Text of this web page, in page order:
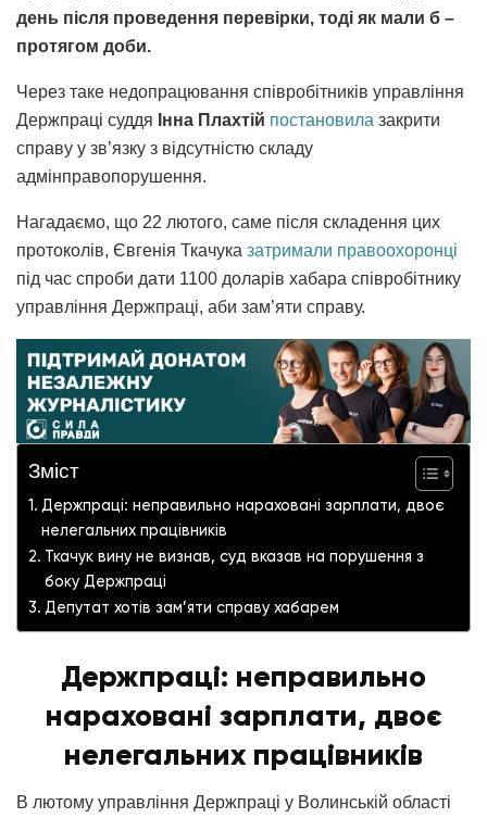
день після проведення перевірки, тоді як мали б –
протягом доби.
Через таке недопрацювання співробітників управління
Держпраці суддя Інна Плахтій постановила закрити
справу у зв’язку з відсутністю складу
адмінправопорушення.
Нагадаємо, що 22 лютого, саме після складення цих
протоколів, Євгенія Ткачука затримали правоохоронці
під час спроби дати 1100 доларів хабара співробітнику
управління Держпраці, аби зам’яти справу.
Зміст
Держпраці: неправильно нараховані зарплати, двоє
нелегальних працівників
Ткачук вину не визнав, суд вказав на порушення з
боку Держпраці
Депутат хотів зам’яти справу хабарем
Держпраці: неправильно
нараховані зарплати, двоє
нелегальних працівників
В лютому управління Держпраці у Волинській області